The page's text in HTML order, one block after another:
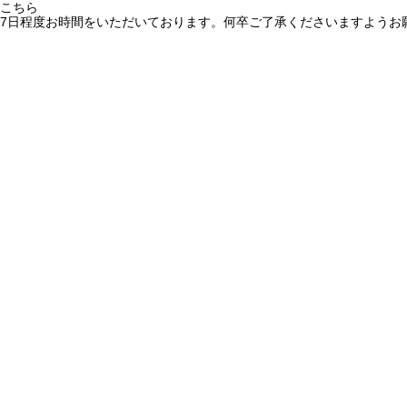
ちら
程度お時間をいただいております。何卒ご了承くださいますようお